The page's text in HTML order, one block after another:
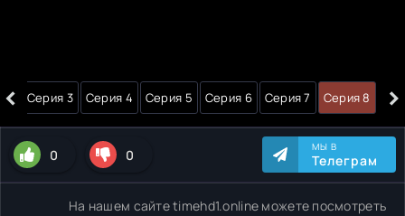
‹
2 Серия 3 Серия 4 Серия 5 Серия 6 Серия 7 Серия 8 ›
0 0 МЫ В
Телеграм
На нашем сайте timehd1.online можете посмотреть